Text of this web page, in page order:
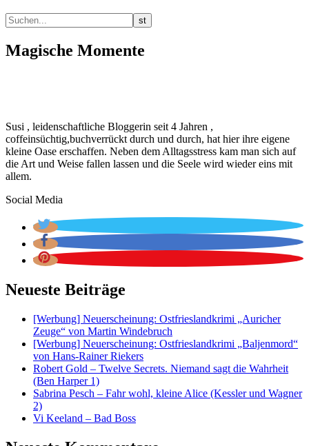
Magische Momente
Susi , leidenschaftliche Bloggerin seit 4 Jahren ,
coffeinsüchtig,buchverrückt durch und durch, hat hier ihre eigene
kleine Oase erschaffen. Neben dem Alltagsstress kam man sich auf
die Art und Weise fallen lassen und die Seele wird wieder eins mit
allem.
Social Media
Neueste Beiträge
[Werbung] Neuerscheinung: Ostfrieslandkrimi „Auricher
Zeuge“ von Martin Windebruch
[Werbung] Neuerscheinung: Ostfrieslandkrimi „Baljenmord“
von Hans-Rainer Riekers
Robert Gold – Twelve Secrets. Niemand sagt die Wahrheit
(Ben Harper 1)
Sabrina Pesch – Fahr wohl, kleine Alice (Kessler und Wagner
2)
Vi Keeland – Bad Boss